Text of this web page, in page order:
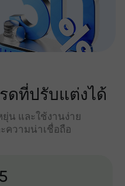
ดที่ปรับแต่งได้
น และใช้งานง่าย
ความน่าเชื่อถือ